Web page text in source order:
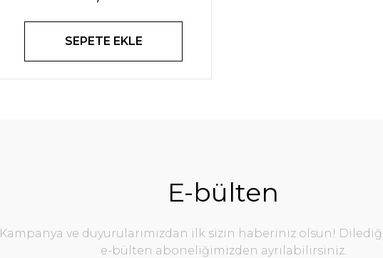
SEPETE EKLE
E-bülten
Kampanya ve duyurularımızdan ilk sizin haberiniz olsun!
e-bülten aboneliğimizden ayrılabilirsiniz.